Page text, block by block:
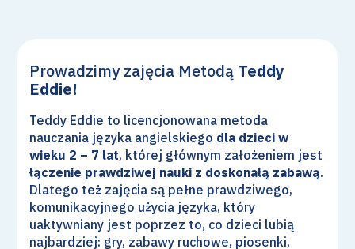
Prowadzimy zajęcia Metodą Teddy
Eddie!
Teddy Eddie to licencjonowana metoda
nauczania języka angielskiego dla dzieci w
wieku 2 – 7 lat, której głównym założeniem jest
łączenie prawdziwej nauki z doskonałą zabawą.
Dlatego też zajęcia są pełne prawdziwego,
komunikacyjnego użycia języka, który
uaktywniany jest poprzez to, co dzieci lubią
najbardziej: gry, zabawy ruchowe, piosenki,